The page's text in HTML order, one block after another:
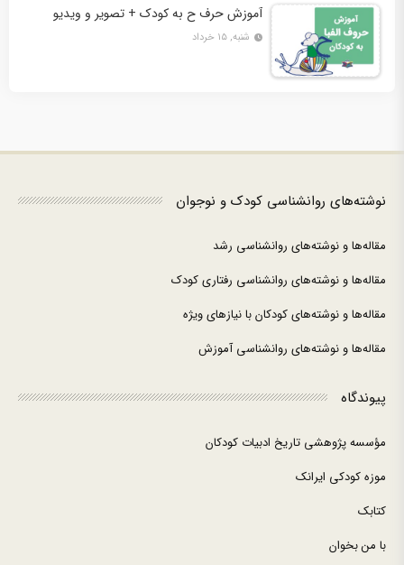
آموزش حرف ح به کودک + تصویر و ویدیو
شنبه, ۱۵ خرداد
نوشته‌های روانشناسی کودک و نوجوان
مقاله‌ها و نوشته‌های روانشناسی رشد
مقاله‌ها و نوشته‌های روانشناسی رفتاری کودک
مقاله‌ها و نوشته‌های کودکان با نیازهای ویژه
مقاله‌ها و نوشته‌های روانشناسی آموزش
پیوندگاه
مؤسسه پژوهشی تاریخ ادبیات کودکان
موزه کودکی ایرانک
کتابک
با من بخوان